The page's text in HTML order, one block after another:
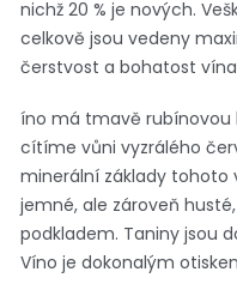
nichž 20 % je nových.
celkově jsou vedeny
čerstvost a bohatost
íno má tmavě rubínovou
cítíme vůni vyzrálého
minerální základy tohoto
jemné, ale zároveň
podkladem. Taniny jsou
Víno je dokonalým